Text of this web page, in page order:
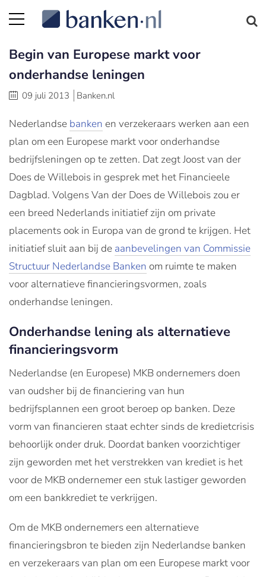
Begin van Europese markt voor
onderhandse leningen
09 juli 2013 Banken.nl
Nederlandse banken en verzekeraars werken aan een
plan om een Europese markt voor onderhandse
bedrijfsleningen op te zetten. Dat zegt Joost van der
Does de Willebois in gesprek met het Financieele
Dagblad. Volgens Van der Does de Willebois zou er
een breed Nederlands initiatief zijn om private
placements ook in Europa van de grond te krijgen. Het
initiatief sluit aan bij de aanbevelingen van Commissie
Structuur Nederlandse Banken om ruimte te maken
voor alternatieve financieringsvormen, zoals
onderhandse leningen.
Onderhandse lening als alternatieve
financieringsvorm
Nederlandse (en Europese) MKB ondernemers doen
van oudsher bij de financiering van hun
bedrijfsplannen een groot beroep op banken. Deze
vorm van financieren staat echter sinds de kredietcrisis
behoorlijk onder druk. Doordat banken voorzichtiger
zijn geworden met het verstrekken van krediet is het
voor de MKB ondernemer een stuk lastiger geworden
om een bankkrediet te verkrijgen.
Om de MKB ondernemers een alternatieve
financieringsbron te bieden zijn Nederlandse banken
en verzekeraars van plan om een Europese markt voor